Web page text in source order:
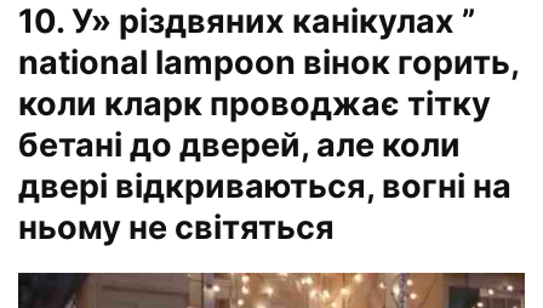
10. У» різдвяних канікулах ”
national lampoon вінок горить,
коли кларк проводжає тітку
бетані до дверей, але коли
двері відкриваються, вогні на
ньому не світяться